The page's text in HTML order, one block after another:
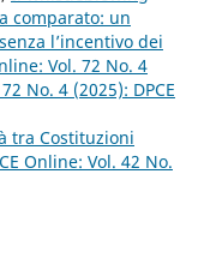
comparato: un
l’incentivo dei
Vol. 72 No. 4
No. 4 (2025): DPCE
tra Costituzioni
Online: Vol. 42 No.